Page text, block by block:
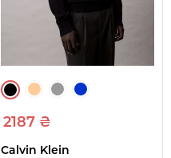
2187 ₴
Calvin Klein